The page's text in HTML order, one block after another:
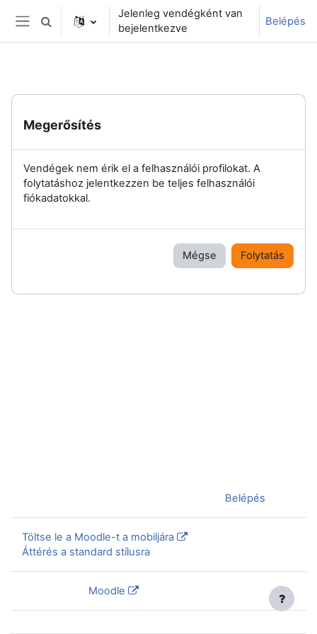
Tovább a fő tartalomhoz
Oldalpanel
Keresési bemeneti adatok váltása
Jelenleg vendégként van
bejelentkezve
Belépés
Megerősítés
Vendégek nem érik el a felhasználói profilokat. A
folytatáshoz jelentkezzen be teljes felhasználói
fiókadatokkal.
Mégse Folytatás
Belépés
Töltse le a Moodle-t a mobiljára
Áttérés a standard stílusra
Moodle